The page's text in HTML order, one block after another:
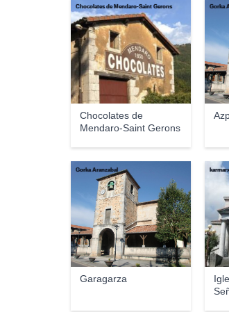
Chocolates de
Mendaro-Saint Gerons
Chocolates de Mendaro-Saint Gerons Gorka
Garagarza
Gorka Aranzabal